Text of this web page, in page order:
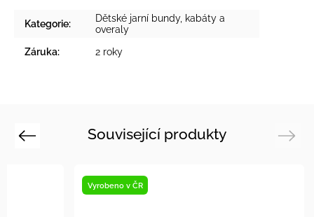
Kategorie:
Dětské jarní bundy, kabáty a
overaly
Záruka: 2 roky
Související produkty
Previous Next